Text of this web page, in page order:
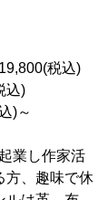
税込)
)
)～
業し作家活
方、趣味で休